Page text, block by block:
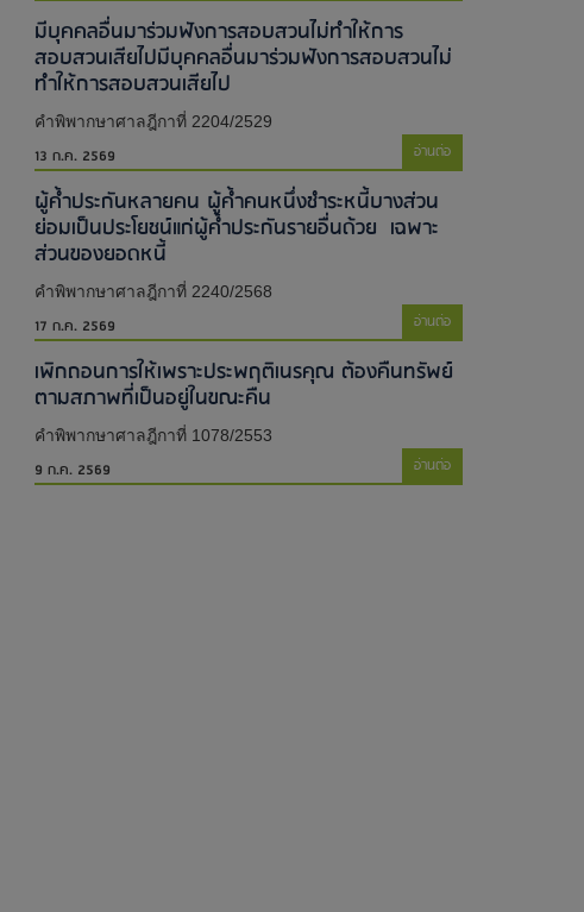
มีบุคคลอื่นมาร่วมฟังการสอบสวนไม่ทำให้การ
สอบสวนเสียไป​มีบุคคลอื่นมาร่วมฟังการสอบสวนไม่
ทำให้การสอบสวนเสียไป​
คำพิพากษาศาลฎีกาที่ 2204/2529
13 ก.ค. 2569 อ่านต่อ
ผู้ค้ำประกันหลายคน ผู้ค้ำคนหนึ่งชำระหนี้บางส่วน
ย่อมเป็นประโยชน์แก่ผู้ค้ำประกันรายอื่นด้วย เฉพาะ
ส่วนของยอดหนี้
คำพิพากษาศาลฎีกาที่ 2240/2568
17 ก.ค. 2569 อ่านต่อ
เพิกถอนการให้เพราะประพฤติเนรคุณ ต้องคืนทรัพย์
ตามสภาพที่เป็นอยู่ในขณะคืน
คำพิพากษาศาลฎีกาที่ 1078/2553
9 ก.ค. 2569 อ่านต่อ